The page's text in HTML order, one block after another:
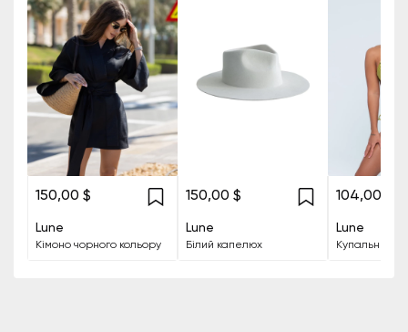
150,00 $
Lune
Кімоно чорного кольору
150,00 $
Lune
Білий капелюх
104,00 $
Lune